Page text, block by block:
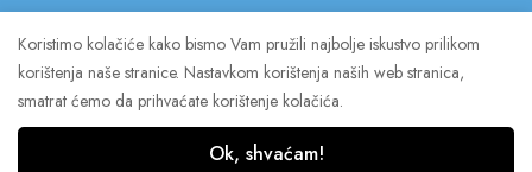
© 2023 Lively Pharm. Sva prava pridržana.
Koristimo kolačiće kako bismo Vam pružili najbolje iskustvo prilikom
korištenja naše stranice. Nastavkom korištenja naših web stranica,
smatrat ćemo da prihvaćate korištenje kolačića.
Ok, shvaćam!